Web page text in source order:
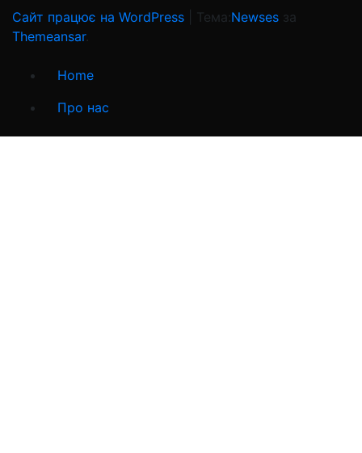
Сайт працює на WordPress Тема:Newses за
Themeansar.
Home
Про нас